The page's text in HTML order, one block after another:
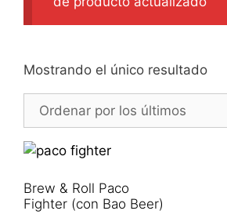
Mostrando el único resultado
Brew & Roll Paco
Fighter (con Bao Beer)